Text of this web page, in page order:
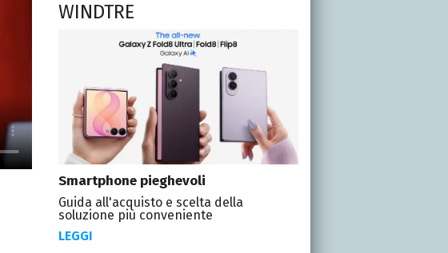
WINDTRE
Smartphone pieghevoli
Guida all'acquisto e scelta della
soluzione più conveniente
LEGGI